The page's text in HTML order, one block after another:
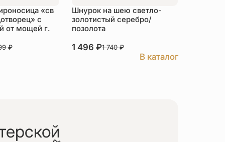
«св
с
от мощей г.
₽
Шнурок на шею светло-
золотистый серебро/
позолота
1 496 ₽1 740₽
В каталог